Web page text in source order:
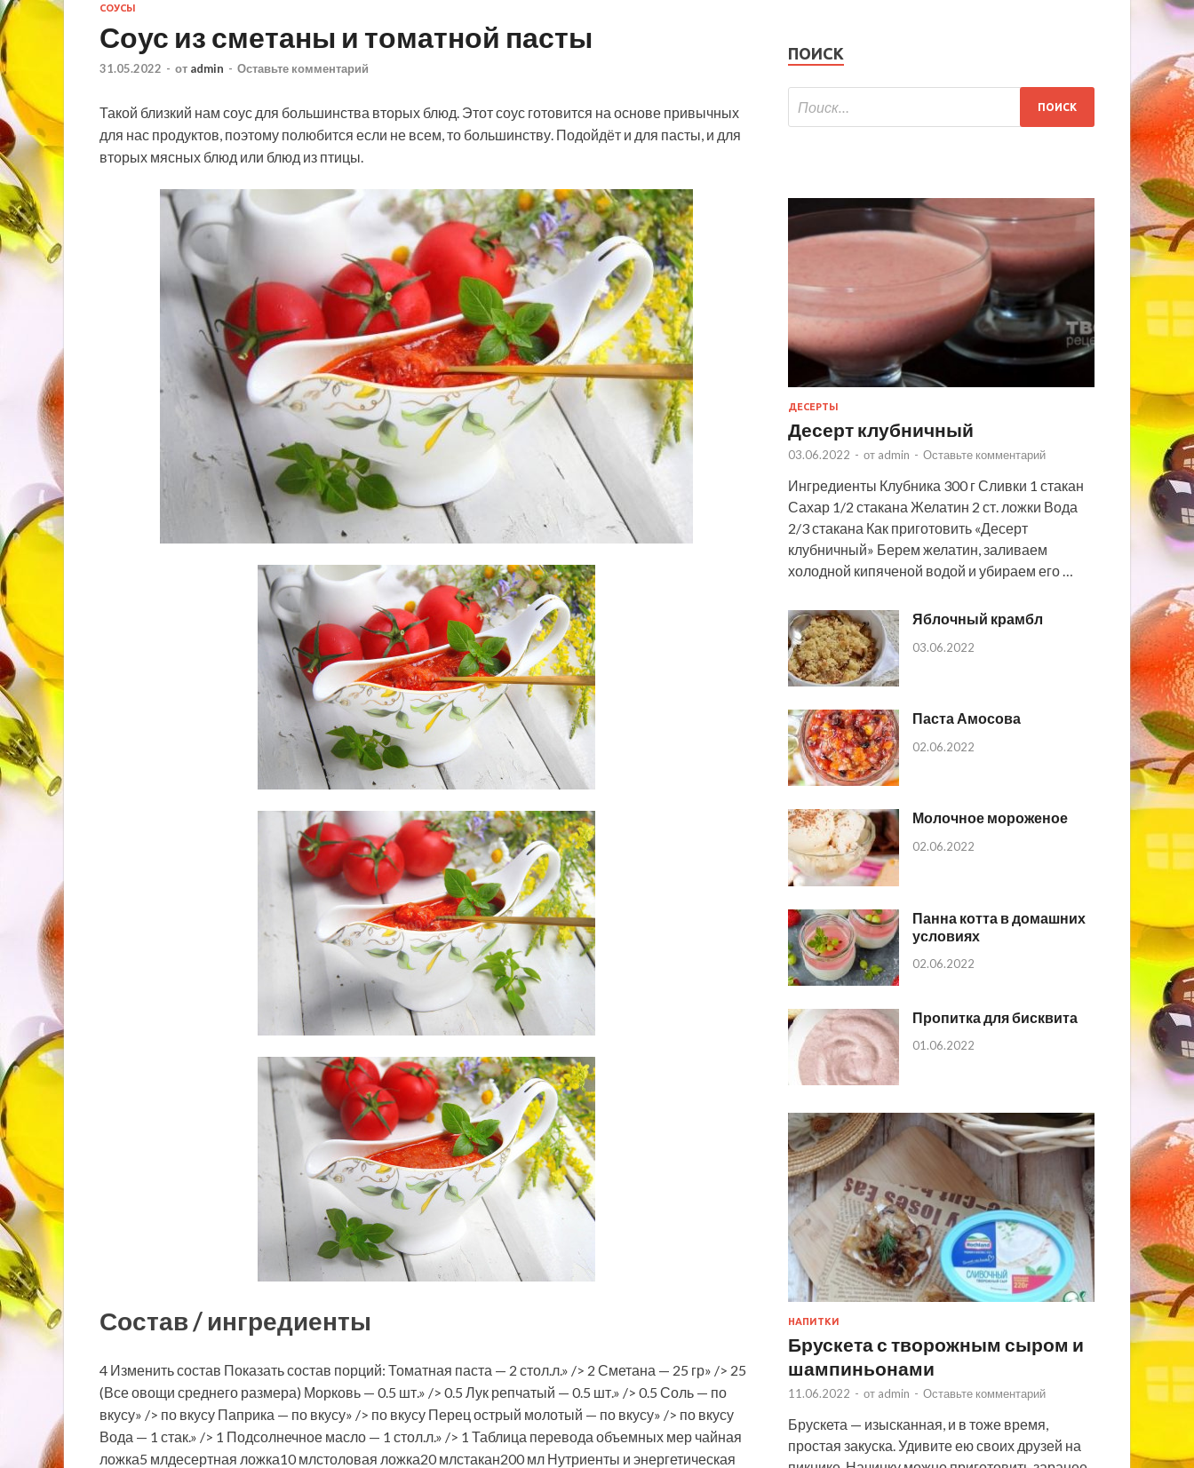
СОУСЫ
Соус из сметаны и томатной пасты
31.05.2022 - от admin - Оставьте комментарий
Такой близкий нам соус для большинства вторых блюд. Этот соус готовится на основе привычных
для нас продуктов, поэтому полюбится если не всем, то большинству. Подойдёт и для пасты, и для
вторых мясных блюд или блюд из птицы.
Состав / ингредиенты
4 Изменить состав Показать состав порций: Томатная паста — 2 стол.л.» /> 2 Сметана — 25 гр» /> 25
(Все овощи среднего размера) Морковь — 0.5 шт.» /> 0.5 Лук репчатый — 0.5 шт.» /> 0.5 Соль — по
вкусу» /> по вкусу Паприка — по вкусу» /> по вкусу Перец острый молотый — по вкусу» /> по вкусу
Вода — 1 стак.» /> 1 Подсолнечное масло — 1 стол.л.» /> 1 Таблица перевода объемных мер чайная
ложка5 млдесертная ложка10 млстоловая ложка20 млстакан200 мл Нутриенты и энергетическая
ПОИСК
ДЕСЕРТЫ
Десерт клубничный
03.06.2022 - от admin - Оставьте комментарий
Ингредиенты Клубника 300 г Сливки 1 стакан
Сахар 1/2 стакана Желатин 2 ст. ложки Вода
2/3 стакана Как приготовить «Десерт
клубничный» Берем желатин, заливаем
холодной кипяченой водой и убираем его …
Яблочный крамбл
03.06.2022
Паста Амосова
02.06.2022
Молочное мороженое
02.06.2022
Панна котта в домашних
условиях
02.06.2022
Пропитка для бисквита
01.06.2022
НАПИТКИ
Брускета с творожным сыром и
шампиньонами
11.06.2022 - от admin - Оставьте комментарий
Брускета — изысканная, и в тоже время,
простая закуска. Удивите ею своих друзей на